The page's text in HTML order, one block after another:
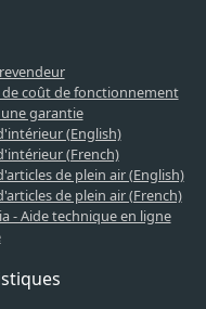
de coût de fonctionnement
garantie
(English)
(French)
de plein air (English)
de plein air (French)
- Aide technique en ligne